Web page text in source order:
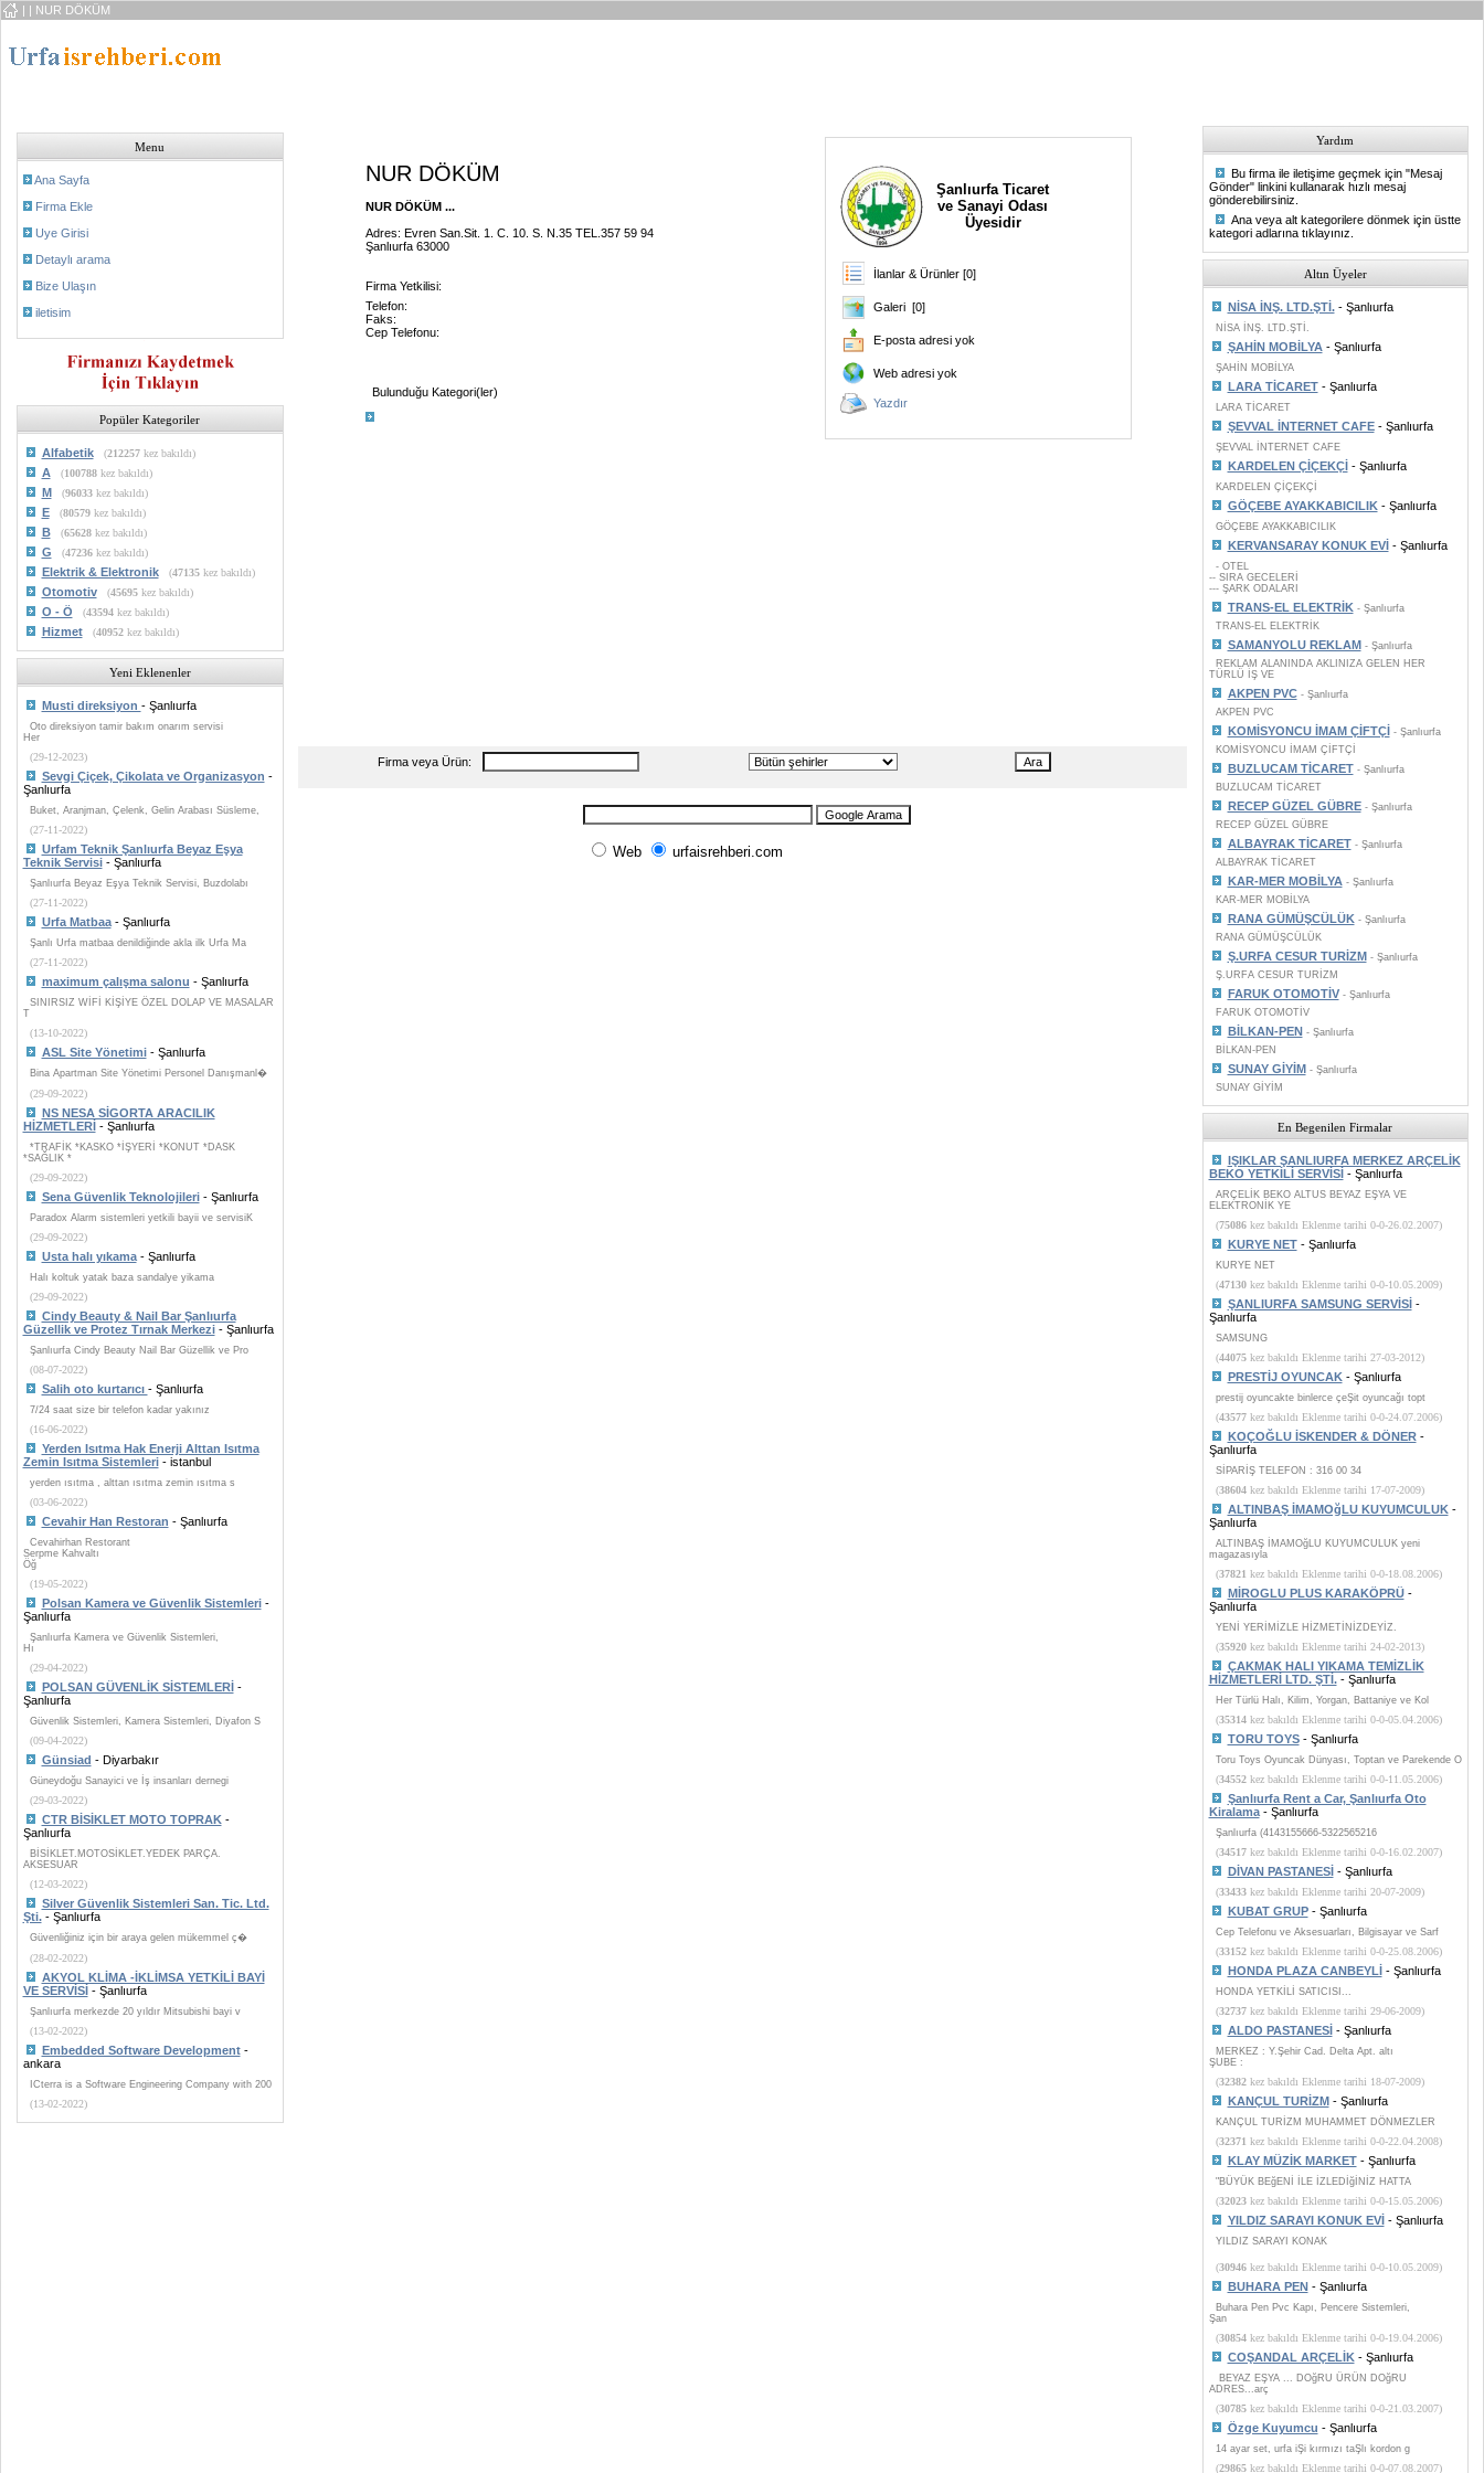
| | NUR DÖKÜM
Menu
Ana Sayfa
Firma Ekle
Uye Girisi
Detaylı arama
Bize Ulaşın
iletisim
Popüler Kategoriler
Alfabetik (212257kez bakıldı)
A (100788kez bakıldı)
M (96033kez bakıldı)
E (80579kez bakıldı)
B (65628kez bakıldı)
G (47236kez bakıldı)
Elektrik & Elektronik (47135kez bakıldı)
Otomotiv (45695kez bakıldı)
O - Ö (43594kez bakıldı)
Hizmet (40952kez bakıldı)
Yeni Eklenenler
Musti direksiyon - Şanlıurfa
Oto direksiyon tamir bakım onarım servisi
Her
(29-12-2023)
Sevgi Çiçek, Çikolata ve Organizasyon -
Şanlıurfa
Buket, Aranjman, Çelenk, Gelin Arabası Süsleme,
(27-11-2022)
Urfam Teknik Şanlıurfa Beyaz Eşya
Teknik Servisi- Şanlıurfa
Şanlıurfa Beyaz Eşya Teknik Servisi, Buzdolabı
(27-11-2022)
Urfa Matbaa- Şanlıurfa
Şanlı Urfa matbaa denildiğinde akla ilk Urfa Ma
(27-11-2022)
maximum çalışma salonu - Şanlıurfa
SINIRSIZ WİFİ KİŞİYE ÖZEL DOLAP VE MASALAR
T
(13-10-2022)
ASL Site Yönetimi- Şanlıurfa
Bina Apartman Site Yönetimi Personel Danışmanl�
(29-09-2022)
NS NESA SİGORTA ARACILIK
HİZMETLERİ- Şanlıurfa
*TRAFİK *KASKO *İŞYERİ *KONUT *DASK
*SAĞLIK *
(29-09-2022)
Sena Güvenlik Teknolojileri- Şanlıurfa
Paradox Alarm sistemleri yetkili bayii ve servisiK
(29-09-2022)
Usta halı yıkama- Şanlıurfa
Halı koltuk yatak baza sandalye yikama
(29-09-2022)
Cindy Beauty & Nail Bar Şanlıurfa
Güzellik ve Protez Tırnak Merkezi- Şanlıurfa
Şanlıurfa Cindy Beauty Nail Bar Güzellik ve Pro
(08-07-2022)
Salih oto kurtarıcı - Şanlıurfa
7/24 saat size bir telefon kadar yakınız
(16-06-2022)
Yerden Isıtma Hak Enerji Alttan Isıtma
Zemin Isıtma Sistemleri- istanbul
yerden ısıtma , alttan ısıtma zemin ısıtma s
(03-06-2022)
Cevahir Han Restoran - Şanlıurfa
Cevahirhan Restorant
Serpme Kahvaltı
Öğ
(19-05-2022)
Polsan Kamera ve Güvenlik Sistemleri-
Şanlıurfa
Şanlıurfa Kamera ve Güvenlik Sistemleri,
Hı
(29-04-2022)
POLSAN GÜVENLİK SİSTEMLERİ-
Şanlıurfa
Güvenlik Sistemleri, Kamera Sistemleri, Diyafon S
(09-04-2022)
Günsiad - Diyarbakır
Güneydoğu Sanayici ve İş insanları dernegi
(29-03-2022)
CTR BİSİKLET MOTO TOPRAK-
Şanlıurfa
BİSİKLET.MOTOSİKLET.YEDEK PARÇA.
AKSESUAR
(12-03-2022)
Silver Güvenlik Sistemleri San. Tic. Ltd.
Şti.- Şanlıurfa
Güvenliğiniz için bir araya gelen mükemmel ç�
(28-02-2022)
AKYOL KLİMA -İKLİMSA YETKİLİ BAYİ
VE SERVİSİ- Şanlıurfa
Şanlıurfa merkezde 20 yıldır Mitsubishi bayi v
(13-02-2022)
Embedded Software Development-
ankara
ICterra is a Software Engineering Company with 200
(13-02-2022)
NUR DÖKÜM
NUR DÖKÜM ...
Adres: Evren San.Sit. 1. C. 10. S. N.35 TEL.357 59 94
Şanlıurfa 63000
Firma Yetkilisi:
Telefon:
Faks:
Cep Telefonu:
Bulunduğu Kategori(ler)
Şanlıurfa Ticaret
ve Sanayi Odası
Üyesidir
İlanlar & Ürünler [0]
Galeri [0]
E-posta adresi yok
Web adresi yok
Yazdır
Firma veya Ürün:
Web urfaisrehberi.com
Yardım
Bu firma ile iletişime geçmek için "Mesaj
Gönder" linkini kullanarak hızlı mesaj
gönderebilirsiniz.
Ana veya alt kategorilere dönmek için üstte
kategori adlarına tıklayınız.
Altın Üyeler
NİSA İNŞ. LTD.ŞTİ.- Şanlıurfa
NİSA İNŞ. LTD.ŞTİ.
ŞAHİN MOBİLYA - Şanlıurfa
ŞAHİN MOBİLYA
LARA TİCARET- Şanlıurfa
LARA TİCARET
ŞEVVAL İNTERNET CAFE- Şanlıurfa
ŞEVVAL İNTERNET CAFE
KARDELEN ÇİÇEKÇİ- Şanlıurfa
KARDELEN ÇİÇEKÇİ
GÖÇEBE AYAKKABICILIK- Şanlıurfa
GÖÇEBE AYAKKABICILIK
KERVANSARAY KONUK EVİ- Şanlıurfa
- OTEL
-- SIRA GECELERİ
--- ŞARK ODALARI
TRANS-EL ELEKTRİK- Şanlıurfa
TRANS-EL ELEKTRİK
SAMANYOLU REKLAM - Şanlıurfa
REKLAM ALANINDA AKLINIZA GELEN HER
TÜRLÜ İŞ VE
AKPEN PVC- Şanlıurfa
AKPEN PVC
KOMİSYONCU İMAM ÇİFTÇİ - Şanlıurfa
KOMİSYONCU İMAM ÇİFTÇİ
BUZLUCAM TİCARET - Şanlıurfa
BUZLUCAM TİCARET
RECEP GÜZEL GÜBRE- Şanlıurfa
RECEP GÜZEL GÜBRE
ALBAYRAK TİCARET - Şanlıurfa
ALBAYRAK TİCARET
KAR-MER MOBİLYA- Şanlıurfa
KAR-MER MOBİLYA
RANA GÜMÜŞCÜLÜK- Şanlıurfa
RANA GÜMÜŞCÜLÜK
Ş.URFA CESUR TURİZM - Şanlıurfa
Ş.URFA CESUR TURİZM
FARUK OTOMOTİV- Şanlıurfa
FARUK OTOMOTİV
BİLKAN-PEN - Şanlıurfa
BİLKAN-PEN
SUNAY GİYİM - Şanlıurfa
SUNAY GİYİM
En Begenilen Firmalar
IŞIKLAR ŞANLIURFA MERKEZ ARÇELİK
BEKO YETKİLİ SERVİSİ- Şanlıurfa
ARÇELİK BEKO ALTUS BEYAZ EŞYA VE
ELEKTRONİK YE
(75086kez bakıldı Eklenme tarihi 0-0-26.02.2007)
KURYE NET- Şanlıurfa
KURYE NET
(47130kez bakıldı Eklenme tarihi 0-0-10.05.2009)
ŞANLIURFA SAMSUNG SERVİSİ-
Şanlıurfa
SAMSUNG
(44075kez bakıldı Eklenme tarihi 27-03-2012)
PRESTİJ OYUNCAK- Şanlıurfa
prestij oyuncakte binlerce çeŞit oyuncağı topt
(43577kez bakıldı Eklenme tarihi 0-0-24.07.2006)
KOÇOĞLU İSKENDER & DÖNER-
Şanlıurfa
SİPARİŞ TELEFON : 316 00 34
(38604kez bakıldı Eklenme tarihi 17-07-2009)
ALTINBAŞ İMAMOğLU KUYUMCULUK-
Şanlıurfa
ALTINBAŞ İMAMOğLU KUYUMCULUK yeni
magazasıyla
(37821 kez bakıldı Eklenme tarihi 0-0-18.08.2006)
MİROGLU PLUS KARAKÖPRÜ-
Şanlıurfa
YENİ YERİMİZLE HİZMETİNİZDEYİZ.
(35920kez bakıldı Eklenme tarihi 24-02-2013)
ÇAKMAK HALI YIKAMA TEMİZLİK
HİZMETLERİ LTD. ŞTİ.- Şanlıurfa
Her Türlü Halı, Kilim, Yorgan, Battaniye ve Kol
(35314kez bakıldı Eklenme tarihi 0-0-05.04.2006)
TORU TOYS- Şanlıurfa
Toru Toys Oyuncak Dünyası, Toptan ve Parekende O
(34552kez bakıldı Eklenme tarihi 0-0-11.05.2006)
Şanlıurfa Rent a Car, Şanlıurfa Oto
Kiralama- Şanlıurfa
Şanlıurfa (4143155666-5322565216
(34517kez bakıldı Eklenme tarihi 0-0-16.02.2007)
DİVAN PASTANESİ- Şanlıurfa
(33433kez bakıldı Eklenme tarihi 20-07-2009)
KUBAT GRUP- Şanlıurfa
Cep Telefonu ve Aksesuarları, Bilgisayar ve Sarf
(33152kez bakıldı Eklenme tarihi 0-0-25.08.2006)
HONDA PLAZA CANBEYLİ- Şanlıurfa
HONDA YETKİLİ SATICISI...
(32737kez bakıldı Eklenme tarihi 29-06-2009)
ALDO PASTANESİ- Şanlıurfa
MERKEZ : Y.Şehir Cad. Delta Apt. altı
ŞUBE :
(32382kez bakıldı Eklenme tarihi 18-07-2009)
KANÇUL TURİZM- Şanlıurfa
KANÇUL TURİZM MUHAMMET DÖNMEZLER
(32371 kez bakıldı Eklenme tarihi 0-0-22.04.2008)
KLAY MÜZİK MARKET- Şanlıurfa
"BÜYÜK BEğENİ İLE İZLEDİğİNİZ HATTA
(32023kez bakıldı Eklenme tarihi 0-0-15.05.2006)
YILDIZ SARAYI KONUK EVİ- Şanlıurfa
YILDIZ SARAYI KONAK
(30946kez bakıldı Eklenme tarihi 0-0-10.05.2009)
BUHARA PEN- Şanlıurfa
Buhara Pen Pvc Kapı, Pencere Sistemleri,
Şan
(30854kez bakıldı Eklenme tarihi 0-0-19.04.2006)
COŞANDAL ARÇELİK- Şanlıurfa
BEYAZ EŞYA ... DOğRU ÜRÜN DOğRU
ADRES...arç
(30785kez bakıldı Eklenme tarihi 0-0-21.03.2007)
Özge Kuyumcu - Şanlıurfa
14 ayar set, urfa iŞi kırmızı taŞlı kordon g
(29865kez bakıldı Eklenme tarihi 0-0-07.08.2007)